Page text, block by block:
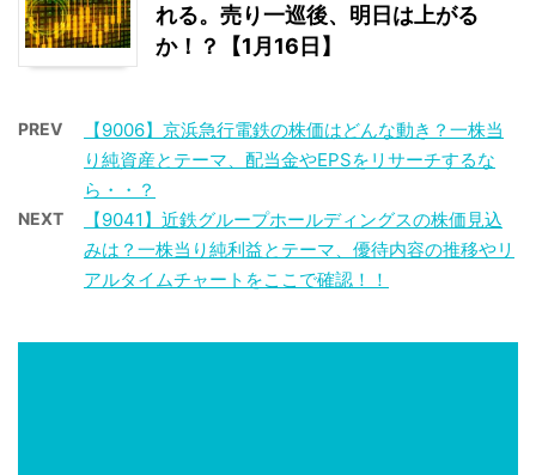
れる。売り一巡後、明日は上がる
か！？【1月16日】
PREV
【9006】京浜急行電鉄の株価はどんな動き？一株当
り純資産とテーマ、配当金やEPSをリサーチするな
ら・・？
NEXT
【9041】近鉄グループホールディングスの株価見込
みは？一株当り純利益とテーマ、優待内容の推移やリ
アルタイムチャートをここで確認！！